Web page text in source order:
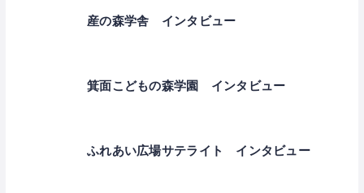
産の森学舎 インタビュー
箕面こどもの森学園 インタビュー
ふれあい広場サテライト インタビュー